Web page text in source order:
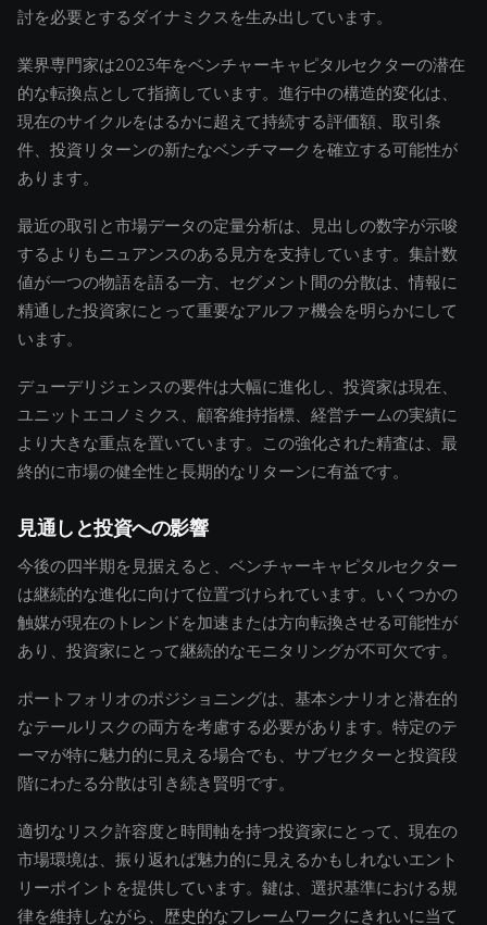
討を必要とするダイナミクスを生み出しています。
業界専門家は2023年をベンチャーキャピタルセクターの潜在
的な転換点として指摘しています。進行中の構造的変化は、
現在のサイクルをはるかに超えて持続する評価額、取引条
件、投資リターンの新たなベンチマークを確立する可能性が
あります。
最近の取引と市場データの定量分析は、見出しの数字が示唆
するよりもニュアンスのある見方を支持しています。集計数
値が一つの物語を語る一方、セグメント間の分散は、情報に
精通した投資家にとって重要なアルファ機会を明らかにして
います。
デューデリジェンスの要件は大幅に進化し、投資家は現在、
ユニットエコノミクス、顧客維持指標、経営チームの実績に
より大きな重点を置いています。この強化された精査は、最
終的に市場の健全性と長期的なリターンに有益です。
見通しと投資への影響
今後の四半期を見据えると、ベンチャーキャピタルセクター
は継続的な進化に向けて位置づけられています。いくつかの
触媒が現在のトレンドを加速または方向転換させる可能性が
あり、投資家にとって継続的なモニタリングが不可欠です。
ポートフォリオのポジショニングは、基本シナリオと潜在的
なテールリスクの両方を考慮する必要があります。特定のテ
ーマが特に魅力的に見える場合でも、サブセクターと投資段
階にわたる分散は引き続き賢明です。
適切なリスク許容度と時間軸を持つ投資家にとって、現在の
市場環境は、振り返れば魅力的に見えるかもしれないエント
リーポイントを提供しています。鍵は、選択基準における規
律を維持しながら、歴史的なフレームワークにきれいに当て